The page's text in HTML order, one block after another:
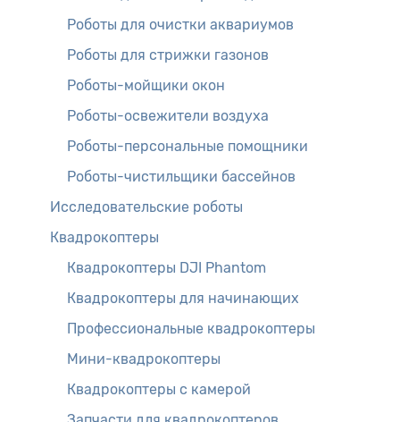
Роботы для очистки аквариумов
Роботы для стрижки газонов
Роботы-мойщики окон
Роботы-освежители воздуха
Роботы-персональные помощники
Роботы-чистильщики бассейнов
Исследовательские роботы
Квадрокоптеры
Квадрокоптеры DJI Phantom
Квадрокоптеры для начинающих
Профессиональные квадрокоптеры
Мини-квадрокоптеры
Квадрокоптеры с камерой